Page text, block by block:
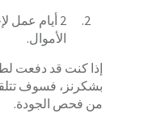
2 أيام عمل
الأموال.
إذا كنت قد دفعت
من فحص الجودة.